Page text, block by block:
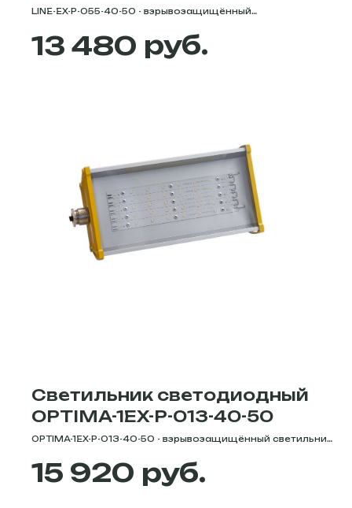
LINE-EX-P-055-40-50 - взрывозащищённый
температура - 5000К/4000К/3000К. Степень защиты -
IP66. Световой поток - 4784 Лм. Серия LINE-EX-P - это
взрывозащищённые светодиодные светильники с
линзами. Узнать подробные характеристи, цену,
габаритные размеры и приобрести светильники у
офицального партнёра завода Комлед в
Екатеринбурге - вы можете в интернет-магазине Diode-
13 480 руб.
Светильник светодиодный
OPTIMA-1EX-P-013-40-50
OPTIMA-1EX-P-013-40-50 - взрывозащищённый светильник,
5000К/4000К/3000К. Степень защиты - IP66. Световой
поток - 5324 Лм. Серия OPTIMA-1EX-P - это
взрывозащищённые светодиодные светильники с
15 920 руб.